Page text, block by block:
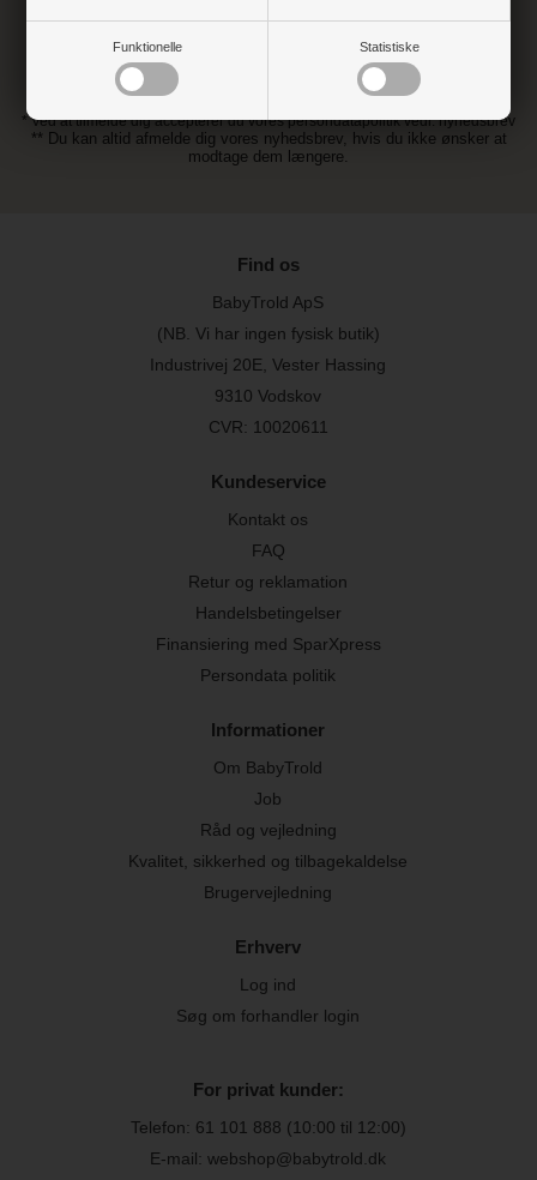
Funktionelle Statistiske
* Ved at tilmelde dig accepterer du vores persondatapolitik vedr. nyhedsbrev
** Du kan altid afmelde dig vores nyhedsbrev, hvis du ikke ønsker at
modtage dem længere.
Find os
BabyTrold ApS
(NB. Vi har ingen fysisk butik)
Industrivej 20E, Vester Hassing
9310 Vodskov
CVR: 10020611
Kundeservice
Kontakt os
FAQ
Retur og reklamation
Handelsbetingelser
Finansiering med SparXpress
Persondata politik
Informationer
Om BabyTrold
Job
Råd og vejledning
Kvalitet, sikkerhed og tilbagekaldelse
Brugervejledning
Erhverv
Log ind
Søg om forhandler login
For privat kunder:
Telefon: 61 101 888 (10:00 til 12:00)
E-mail: webshop@babytrold.dk